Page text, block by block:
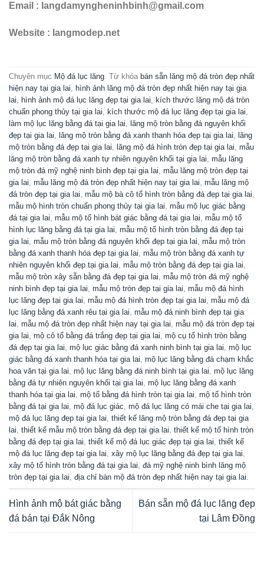
Email : langdamyngheninhbinh@gmail.com
Website : langmodep.net
Chuyên mục Mộ đá lục lăng. Từ khóa bán sẵn lăng mộ đá tròn đẹp nhất
hiện nay tại gia lai, hình ảnh lăng mộ đá tròn đẹp nhất hiện nay tại gia
lai, hình ảnh mộ đá lục lăng đẹp tại gia lai, kích thước lăng mộ đá tròn
chuẩn phong thủy tại gia lai, kích thước mộ đá lục lăng đẹp tại gia lai,
làm mộ lục lăng bằng đá tại gia lai, lăng mộ tròn bằng đá nguyên khối
đẹp tại gia lai, lăng mộ tròn bằng đá xanh thanh hóa đẹp tại gia lai, lăng
mộ tròn bằng đá đẹp tại gia lai, lăng mộ đá hình tròn đẹp tại gia lai, mẫu
lăng mộ tròn bằng đá xanh tự nhiên nguyên khối tại gia lai, mẫu lăng
mộ tròn đá mỹ nghệ ninh bình đẹp tại gia lai, mẫu lăng mộ tròn đẹp tại
gia lai, mẫu lăng mộ đá tròn đẹp nhất hiện nay tại gia lai, mẫu lăng mộ
đá tròn đẹp tại gia lai, mẫu mộ bà cô tổ hình tròn bằng đá đẹp tại gia lai,
mẫu mộ hình tròn chuẩn phong thủy tại gia lai, mẫu mộ lục giác bằng
đá tại gia lai, mẫu mộ tổ hình bát giác bằng đá tại gia lai, mẫu mộ tổ
hình lục lăng bằng đá tại gia lai, mẫu mộ tổ hình tròn bằng đá đẹp tại
gia lai, mẫu mộ tròn bằng đá nguyên khối đẹp tại gia lai, mẫu mộ tròn
bằng đá xanh thanh hóa đẹp tại gia lai, mẫu mộ tròn bằng đá xanh tự
nhiên nguyên khối đẹp tại gia lai, mẫu mộ tròn bằng đá đẹp tại gia lai,
mẫu mộ tròn xây sẵn bằng đá đẹp tại gia lai, mẫu mộ tròn đá mỹ nghệ
ninh bình đẹp tại gia lai, mẫu mộ tròn đẹp tại gia lai, mẫu mộ đá hình
lục lăng đẹp tại gia lai, mẫu mộ đá hình tròn đẹp tại gia lai, mẫu mộ đá
lục lăng bằng đá xanh rêu tại gia lai, mẫu mộ đá ninh bình đẹp tại gia
lai, mẫu mộ đá tròn đẹp nhất hiện nay tại gia lai, mẫu mộ đá tròn đẹp tại
gia lai, mộ cô tổ bằng đá trắng đẹp tại gia lai, mộ cụ tổ hình tròn bằng
đá đẹp tại gia lai, mộ lục giác bằng đá xanh ninh bình tại gia lai, mộ lục
giác bằng đá xanh thanh hóa tại gia lai, mộ lục lăng bằng đá chạm khắc
hoa văn tại gia lai, mộ lục lăng bằng đá ninh bình tại gia lai, mộ lục lăng
bằng đá tự nhiên nguyên khối tại gia lai, mộ lục lăng bằng đá xanh
thanh hóa tại gia lai, mộ tổ bằng đá hình tròn tại gia lai, mộ tổ hình tròn
bằng đá tại gia lai, mộ đá lục giác, mộ đá lục lăng có mái che tại gia lai,
mộ đá lục lăng đẹp tại gia lai, thiết kế lăng mộ tròn bằng đá đẹp tại gia
lai, thiết kế mẫu mộ tròn bằng đá đẹp tại gia lai, thiết kế mộ tổ hình tròn
bằng đá đẹp tại gia lai, thiết kế mộ đá lục giác đẹp tại gia lai, thiết kế
mộ đá lục lăng đẹp tại gia lai, xây mộ lục lăng bằng đá đẹp tại gia lai,
xây mộ tổ hình tròn bằng đá tại gia lai, đá mỹ nghệ ninh bình lăng mộ
tròn đẹp tại gia lai, địa chỉ bán mộ đá tròn đẹp nhất hiện nay tại gia lai.
Hình ảnh mộ bát giác bằng
đá bán tại Đắk Nông
Bán sẵn mộ đá lục lăng đẹp
tại Lâm Đồng